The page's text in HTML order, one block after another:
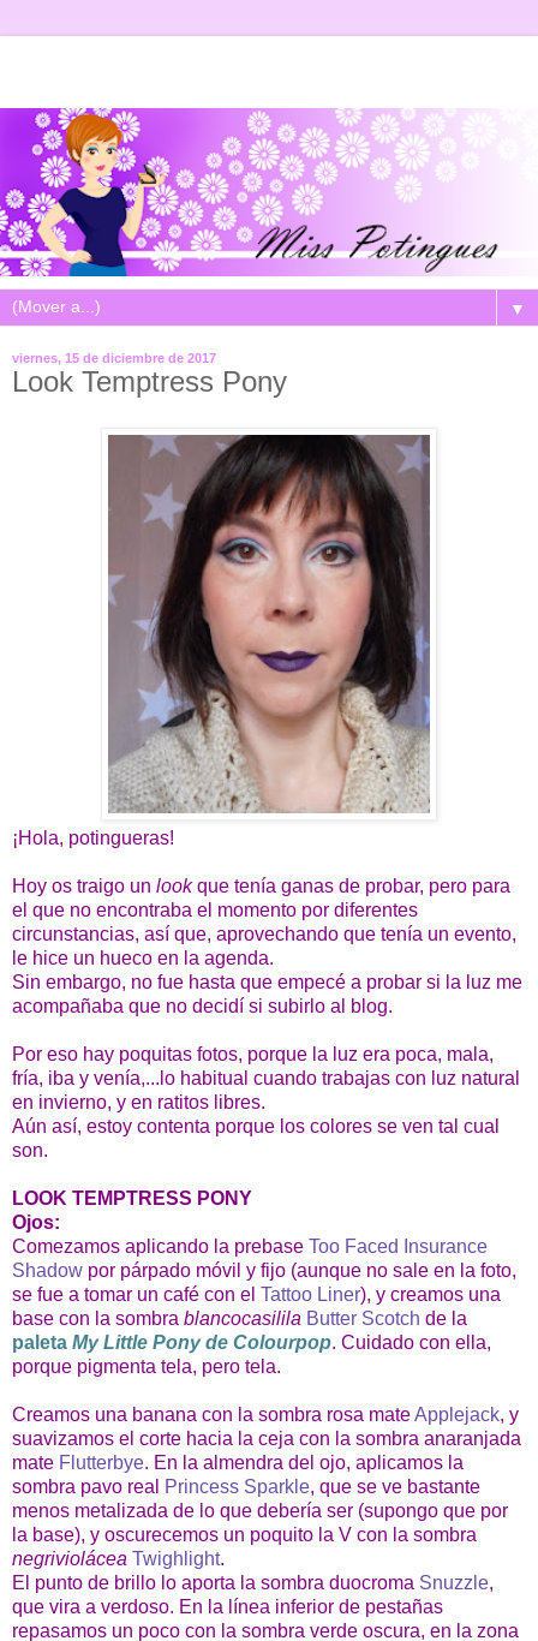
▼
viernes, 15 de diciembre de 2017
Look Temptress Pony
¡Hola, potingueras!
Hoy os traigo un lookque tenía ganas de probar, pero para
el que no encontraba el momento por diferentes
circunstancias, así que, aprovechando que tenía un evento,
le hice un hueco en la agenda.
Sin embargo, no fue hasta que empecé a probar si la luz me
acompañaba que no decidí si subirlo al blog.
Por eso hay poquitas fotos, porque la luz era poca, mala,
fría, iba y venía,...lo habitual cuando trabajas con luz natural
en invierno, y en ratitos libres.
Aún así, estoy contenta porque los colores se ven tal cual
son.
LOOK TEMPTRESS PONY
Ojos:
Comezamos aplicando la prebase Too Faced Insurance
Shadow por párpado móvil y fijo (aunque no sale en la foto,
se fue a tomar un café con el Tattoo Liner), y creamos una
base con la sombra blancocasilila Butter Scotch de la
paleta My Little Pony de Colourpop. Cuidado con ella,
porque pigmenta tela, pero tela.
Creamos una banana con la sombra rosa mateApplejack, y
suavizamos el corte hacia la ceja con la sombra anaranjada
mate Flutterbye. En la almendra del ojo, aplicamos la
sombra pavo real
Princess Sparkle, que se ve bastante
menos metalizada de lo que debería ser (supongo que por
la base), y oscurecemos un poquito la V con la sombra
negriviolácea Twighlight.
El punto de brillo lo aporta la sombra duocroma Snuzzle,
que vira a verdoso. En la línea inferior de pestañas
repasamos un poco con la sombra verde oscura, en la zona